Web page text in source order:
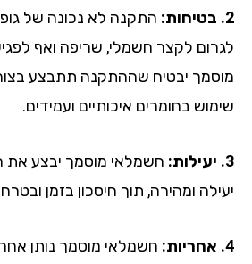
התקנה לא נכונה של גופי
לקצר חשמלי, שריפה ואף לפגיעה
יבטיח שההתקנה תתבצע בצורה
בחומרים איכותיים ועמידים.
חשמלאי מוסמך יבצע את
ומהירה, תוך חיסכון בזמן ובטרחה.
חשמלאי מוסמך נותן אחריות